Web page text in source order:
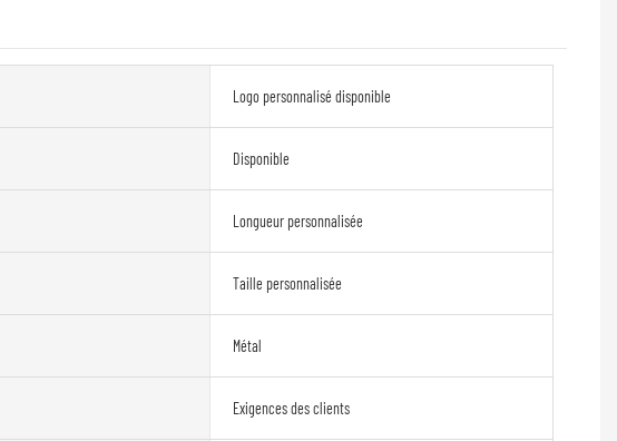
Logo personnalisé disponible
Disponible
Longueur personnalisée
Taille personnalisée
Métal
Exigences des clients